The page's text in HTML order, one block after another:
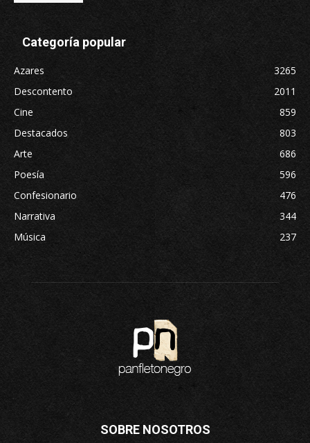
Categoría popular
Azares
3265
Descontento
2011
Cine
859
Destacados
803
Arte
686
Poesía
596
Confesionario
476
Narrativa
344
Música
237
SOBRE NOSOTROS